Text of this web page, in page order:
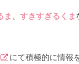
ま すきすぎるくま
にて積極的に情報